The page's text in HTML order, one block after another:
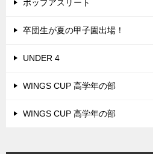
ポップアスリート
卒団生が夏の甲子園出場！
UNDER 4
WINGS CUP 高学年の部
WINGS CUP 高学年の部